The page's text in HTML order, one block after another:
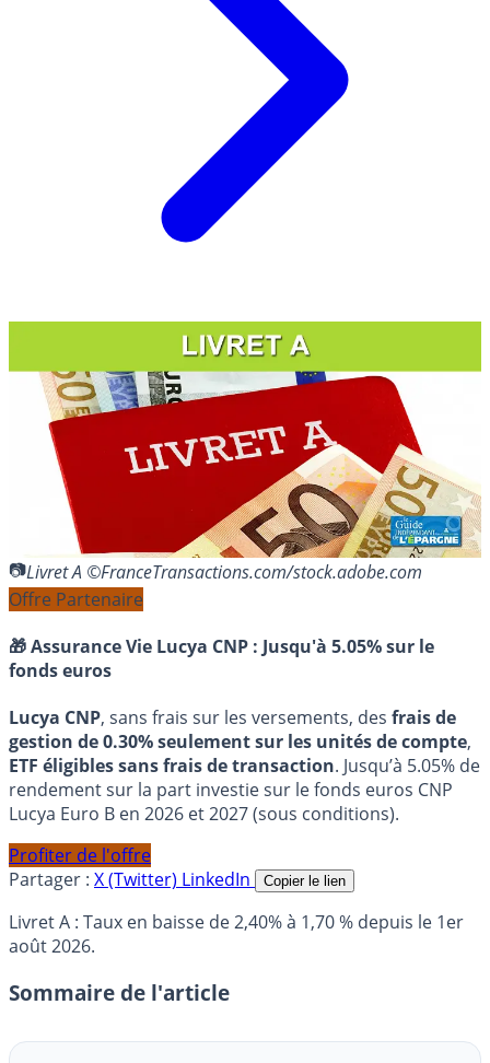
Livret A ©FranceTransactions.com/stock.adobe.com
Offre Partenaire
🎁 Assurance Vie Lucya CNP : Jusqu'à 5.05% sur le
fonds euros
Lucya CNP, sans frais sur les versements, des frais de
gestion de 0.30% seulement sur les unités de compte,
ETF éligibles sans frais de transaction. Jusqu’à 5.05% de
rendement sur la part investie sur le fonds euros CNP
Lucya Euro B en 2026 et 2027 (sous conditions).
Profiter de l'offre
Partager : X (Twitter) LinkedIn Copier le lien
Livret A : Taux en baisse de 2,40% à 1,70 % depuis le 1er
août 2026.
Sommaire de l'article